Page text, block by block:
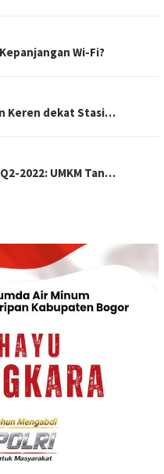
Wi-Fi?
Keren dekat Stasi…
2022: UMKM Tan…